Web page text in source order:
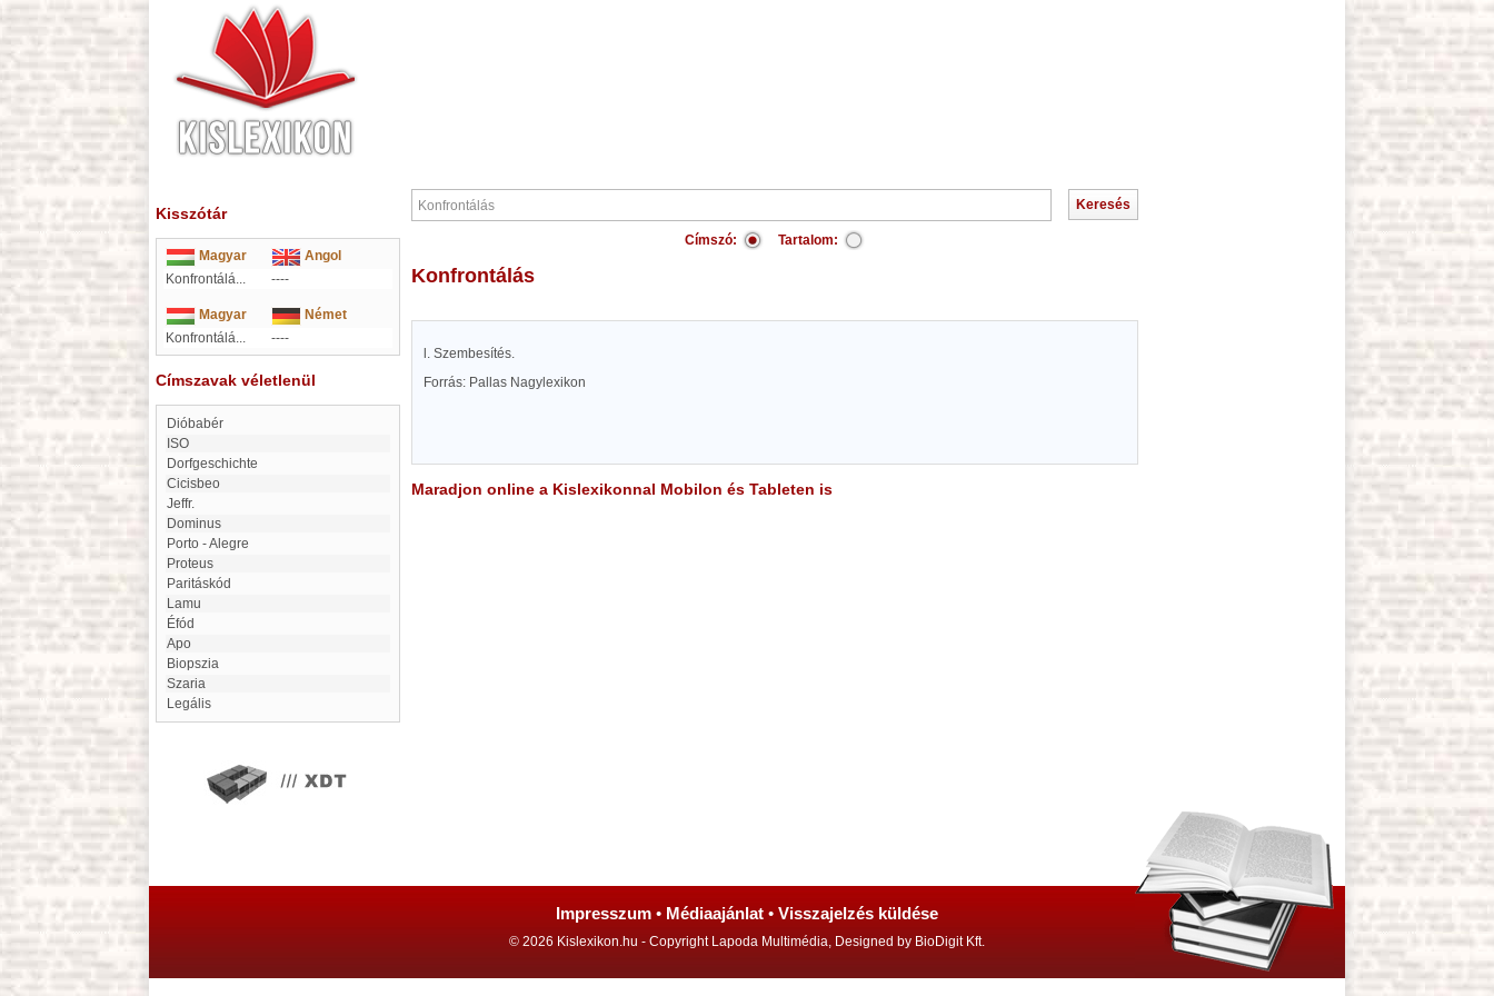
Kisszótár
Magyar
Angol
Konfrontálá...
----
Magyar
Német
Konfrontálá...
----
Címszavak véletlenül
Dióbabér
ISO
Dorfgeschichte
cicisbeo
Jeffr.
Dominus
Porto - Alegre
Proteus
paritáskód
Lamu
Éfód
Apo
biopszia
Szaria
Legális
Címszó: Tartalom:
Konfrontálás
l. Szembesítés.
Forrás: Pallas Nagylexikon
Maradjon online a Kislexikonnal Mobilon és Tableten is
Impresszum • Médiaajánlat • Visszajelzés küldése
© 2026 Kislexikon.hu - Copyright Lapoda Multimédia, Designed by BioDigit Kft.